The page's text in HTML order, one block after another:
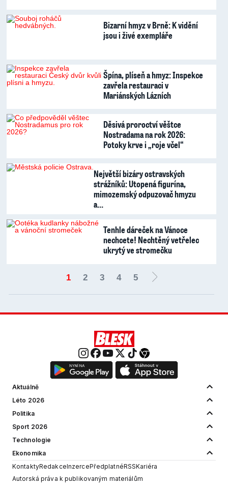
Bizarní hmyz v Brně: K vidění
jsou i živé exempláře
Špína, plíseň a hmyz: Inspekce
zavřela restauraci v
Mariánských Lázních
Děsivá proroctví věštce
Nostradama na rok 2026:
Potoky krve i „roje včel“
Největší bizáry ostravských
strážníků: Utopená figurína,
mimozemský odpuzovač hmyzu
a…
Tenhle dáreček na Vánoce
nechcete! Nechtěný vetřelec
ukrytý ve stromečku
1 2 3 4 5
Aktuálně
Léto 2026
Politika
Sport 2026
Technologie
Ekonomika
KontaktyRedakceInzercePředplatnéRSSKariéra
Autorská práva k publikovaným materiálům